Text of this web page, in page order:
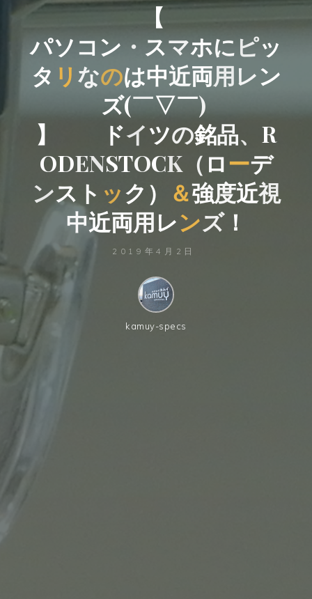
【
パソコン ・ スマホにピッ
タ リ なのは中近両用レン
ズ(￣▽￣)
】
ドイツの銘品、 R
ODENSTOCK（ ローデ
ンス ト ック ） ＆強度近視
中近両用レンズ！
2019年4月2日
kamuy-specs